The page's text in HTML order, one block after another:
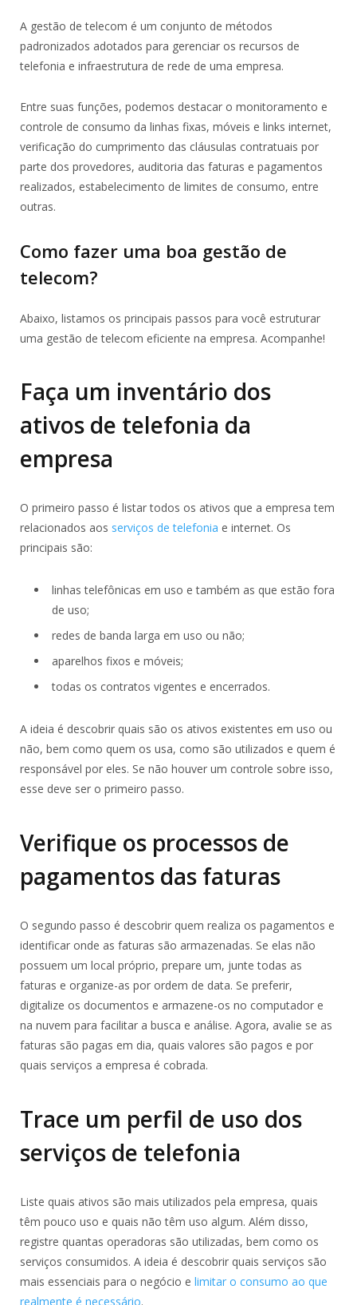
A gestão de telecom é um conjunto de métodos
padronizados adotados para gerenciar os recursos de
telefonia e infraestrutura de rede de uma empresa.
Entre suas funções, podemos destacar o monitoramento e
controle de consumo da linhas fixas, móveis e links internet,
verificação do cumprimento das cláusulas contratuais por
parte dos provedores, auditoria das faturas e pagamentos
realizados, estabelecimento de limites de consumo, entre
outras.
Como fazer uma boa gestão de
telecom?
Abaixo, listamos os principais passos para você estruturar
uma gestão de telecom eficiente na empresa. Acompanhe!
Faça um inventário dos
ativos de telefonia da
empresa
O primeiro passo é listar todos os ativos que a empresa tem
relacionados aos serviços de telefonia e internet. Os
principais são:
linhas telefônicas em uso e também as que estão fora
de uso;
redes de banda larga em uso ou não;
aparelhos fixos e móveis;
todas os contratos vigentes e encerrados.
A ideia é descobrir quais são os ativos existentes em uso ou
não, bem como quem os usa, como são utilizados e quem é
responsável por eles. Se não houver um controle sobre isso,
esse deve ser o primeiro passo.
Verifique os processos de
pagamentos das faturas
O segundo passo é descobrir quem realiza os pagamentos e
identificar onde as faturas são armazenadas. Se elas não
possuem um local próprio, prepare um, junte todas as
faturas e organize-as por ordem de data. Se preferir,
digitalize os documentos e armazene-os no computador e
na nuvem para facilitar a busca e análise. Agora, avalie se as
faturas são pagas em dia, quais valores são pagos e por
quais serviços a empresa é cobrada.
Trace um perfil de uso dos
serviços de telefonia
Liste quais ativos são mais utilizados pela empresa, quais
têm pouco uso e quais não têm uso algum. Além disso,
registre quantas operadoras são utilizadas, bem como os
serviços consumidos. A ideia é descobrir quais serviços são
mais essenciais para o negócio e limitar o consumo ao que
realmente é necessário.